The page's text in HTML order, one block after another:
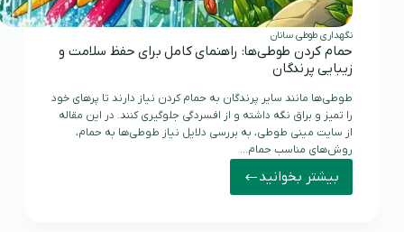
نگهداری طوطی سانان
حمام کردن طوطی‌ها: راهنمای کامل برای حفظ سلامت و
زیبایی پرندگان
طوطی‌ها مانند سایر پرندگان به حمام کردن نیاز دارند تا پرهای خود
را تمیز و براق نگه داشته و از افسردگی جلوگیری کنند. در این مقاله
از سایت مینی طوطی، به بررسی دلایل نیاز طوطی‌ها به حمام،
روش‌های مناسب حمام…
بیشتر بخوانید
حمام